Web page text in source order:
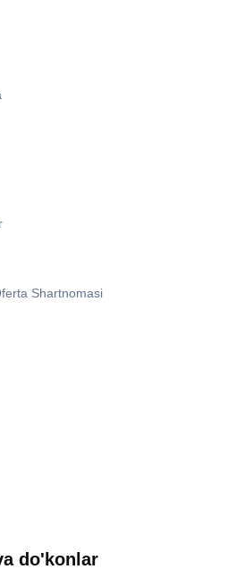
Shartnomasi
do'konlar